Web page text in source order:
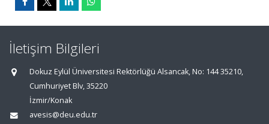
İletişim Bilgileri
Dokuz Eylül Üniversitesi Rektörlüğü Alsancak, No: 144 35210,
Cumhuriyet Blv, 35220
İzmir/Konak
avesis@deu.edu.tr